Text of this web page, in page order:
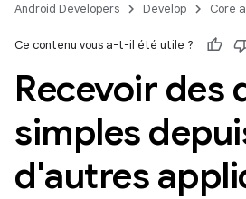
Android Developers Develop Core
Ce contenu vous a-t-il été utile ?
Recevoir des
simples
d'autres